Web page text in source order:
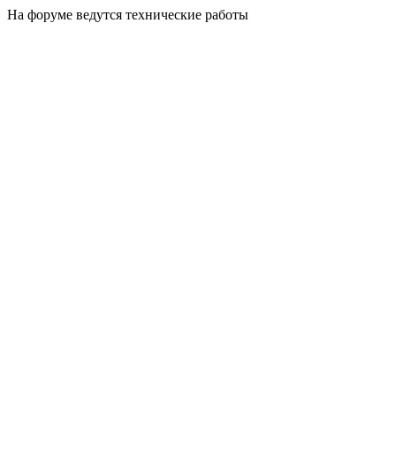
На форуме ведутся технические работы